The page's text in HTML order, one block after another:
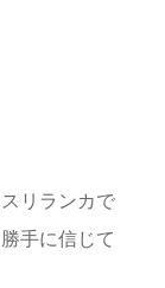
リランカで
手に信じて